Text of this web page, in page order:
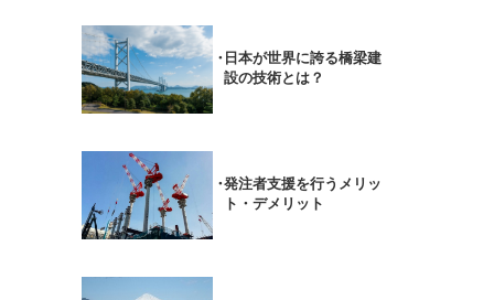
日本が世界に誇る橋梁建
設の技術とは？
発注者支援を行うメリッ
ト・デメリット